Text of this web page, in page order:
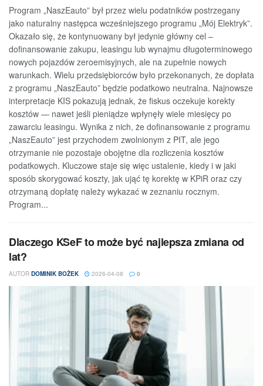
Program „NaszEauto” był przez wielu podatników postrzegany
jako naturalny następca wcześniejszego programu „Mój Elektryk”.
Okazało się, że kontynuowany był jedynie główny cel –
dofinansowanie zakupu, leasingu lub wynajmu długoterminowego
nowych pojazdów zeroemisyjnych, ale na zupełnie nowych
warunkach. Wielu przedsiębiorców było przekonanych, że dopłata
z programu „NaszEauto” będzie podatkowo neutralna. Najnowsze
interpretacje KIS pokazują jednak, że fiskus oczekuje korekty
kosztów — nawet jeśli pieniądze wpłynęły wiele miesięcy po
zawarciu leasingu. Wynika z nich, że dofinansowanie z programu
„NaszEauto” jest przychodem zwolnionym z PIT, ale jego
otrzymanie nie pozostaje obojętne dla rozliczenia kosztów
podatkowych. Kluczowe staje się więc ustalenie, kiedy i w jaki
sposób skorygować koszty, jak ująć tę korektę w KPiR oraz czy
otrzymaną dopłatę należy wykazać w zeznaniu rocznym.
Program...
Dlaczego KSeF to może być najlepsza zmiana od
lat?
AUTOR DOMINIK BOŻEK 2026-04-08 0